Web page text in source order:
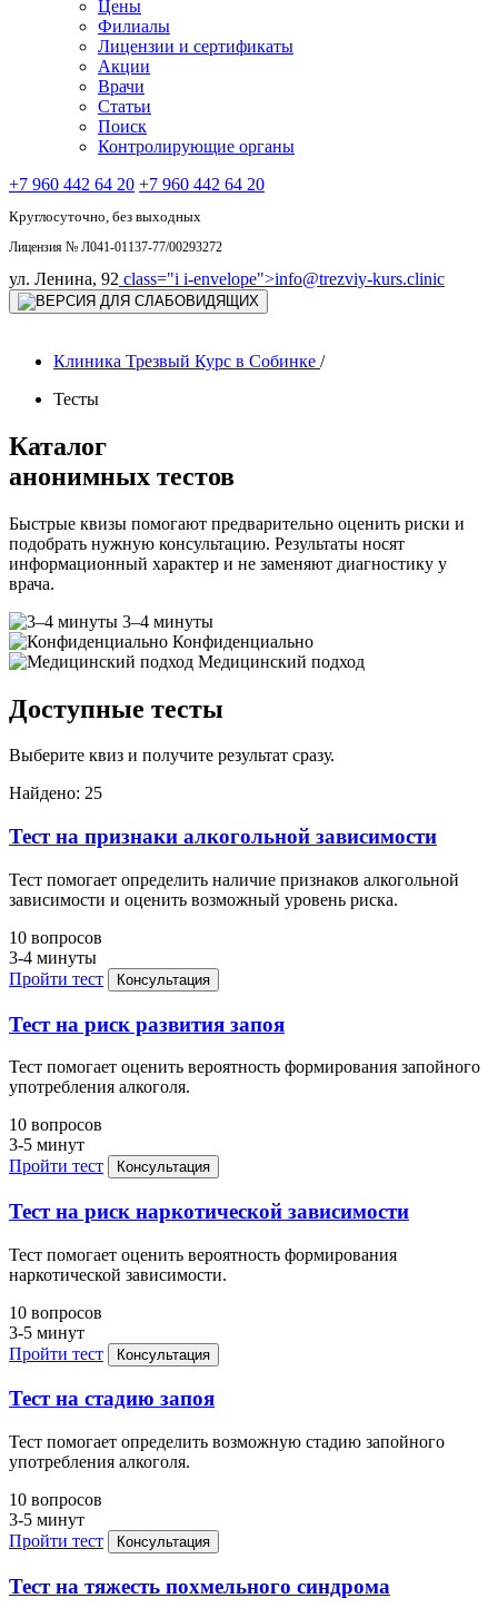
Цены
Филиалы
Лицензии и сертификаты
Акции
Врачи
Статьи
Поиск
Контролирующие органы
+7 960 442 64 20 +7 960 442 64 20
Круглосуточно, без выходных
Лицензия № Л041-01137-77/00293272
ул. Ленина, 92 class="i i-envelope">info@trezviy-kurs.clinic
Клиника Трезвый Курс в Собинке /
Тесты
Каталог
анонимных тестов
Быстрые квизы помогают предварительно оценить риски и
подобрать нужную консультацию. Результаты носят
информационный характер и не заменяют диагностику у
врача.
3–4 минуты
Конфиденциально
Медицинский подход
Доступные тесты
Выберите квиз и получите результат сразу.
Найдено: 25
Тест на признаки алкогольной зависимости
Тест помогает определить наличие признаков алкогольной
зависимости и оценить возможный уровень риска.
10 вопросов
3-4 минуты
Пройти тест
Консультация
Тест на риск развития запоя
Тест помогает оценить вероятность формирования запойного
употребления алкоголя.
10 вопросов
3-5 минут
Пройти тест
Консультация
Тест на риск наркотической зависимости
Тест помогает оценить вероятность формирования
наркотической зависимости.
10 вопросов
3-5 минут
Пройти тест
Консультация
Тест на стадию запоя
Тест помогает определить возможную стадию запойного
употребления алкоголя.
10 вопросов
3-5 минут
Пройти тест
Консультация
Тест на тяжесть похмельного синдрома